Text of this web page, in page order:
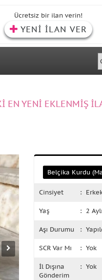
Ücretsiz bir ilan verin!
YENİ İLAN VER
EN YENİ EKLENMİŞ
Belçika Kurdu
Cinsiyet :
Yaş : 2
Aşı Durumu :
SCR Var Mı : Yok
İl Dışına
Gönderim
: Yok